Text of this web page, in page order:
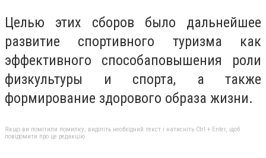
Целью этих сборов было дальнейшее
развитие спортивного туризма как
эффективного способаповышения роли
физкультуры и спорта, а также
формирование здорового образа жизни.
Якщо ви помітили помилку, виділіть необхідний текст і натисніть Ctrl + Enter, щоб
повідомити про це редакцію